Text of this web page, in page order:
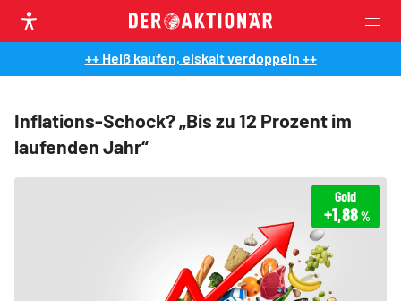
++ Heiß kaufen, eiskalt verdoppeln ++
Inflations-Schock? „Bis zu 12 Prozent im
laufenden Jahr“
Gold
+1,88%